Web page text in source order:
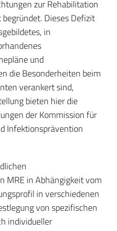
zur Rehabilitation
Dieses Defizit
in
und
die Besonderheiten beim
verankert sind,
bieten hier die
der Kommission für
Infektionsprävention
MRE in Abhängigkeit vom
in verschiedenen
von spezifischen
individueller